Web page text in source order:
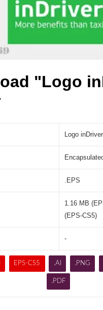
"Logo
Logo inDriver
.EPS
1.16 MB
(EPS-CS5)
-
EPS-CS5 .AI .PNG
.PDF